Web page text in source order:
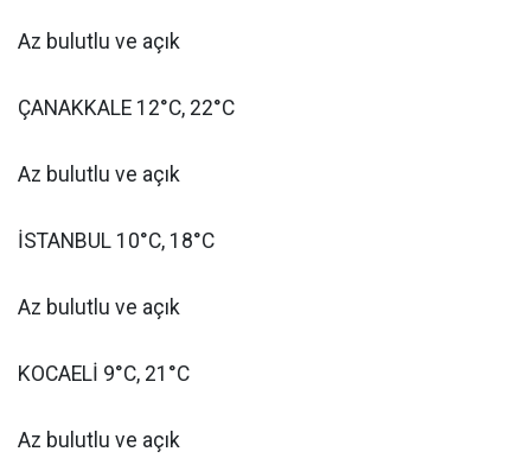
Az bulutlu ve açık
ÇANAKKALE 12°C, 22°C
Az bulutlu ve açık
İSTANBUL 10°C, 18°C
Az bulutlu ve açık
KOCAELİ 9°C, 21°C
Az bulutlu ve açık